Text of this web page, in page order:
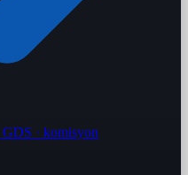
GDS · komisyon